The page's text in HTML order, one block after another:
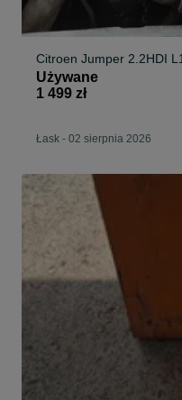
Citroen Jumper 2.2HDI
Używane
1 499 zł
Łask - 02 sierpnia 2026